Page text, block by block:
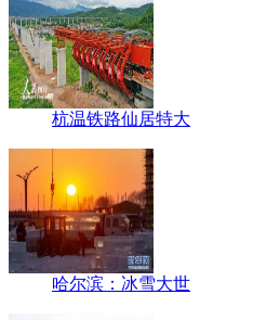
杭温铁路仙居特大
哈尔滨：冰雪大世